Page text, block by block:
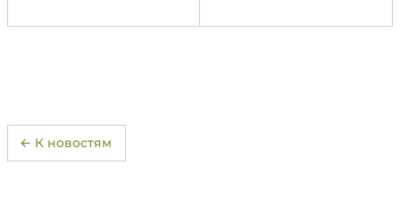
← К новостям